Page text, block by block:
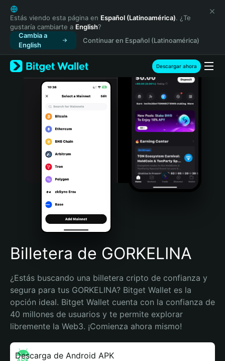
English
日本語
Tiếng Việt
Русский
Español (Latinoamérica)
Türkçe
Italiano
Português (Portugal)
Bahasa Indonesia
Português (Brasil)
Español (Argentina)
Estás viendo esta página en Español (Latinoamérica). ¿Te
gustaría cambiarte a English?
Cambia a
English
Continuar en Español (Latinoamérica)
Descargar ahora
Billetera de GORKELINA
¿Estás buscando una billetera cripto de confianza y
segura para tus GORKELINA? Bitget Wallet es la
opción ideal. Bitget Wallet cuenta con la confianza de
40 millones de usuarios y te permite explorar
libremente la Web3. ¡Comienza ahora mismo!
Descarga de Android APK